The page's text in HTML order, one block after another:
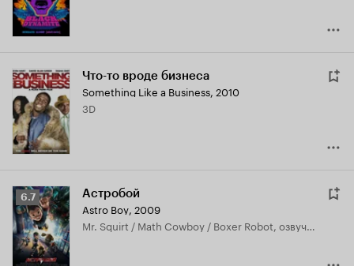
Что-то вроде бизнеса
Something Like a Business, 2010
3D
Рейтинг
Кинопоиска
6.7
6.7 Астробой
Astro Boy, 2009
Mr. Squirt / Math Cowboy / Boxer Robot, озвучка